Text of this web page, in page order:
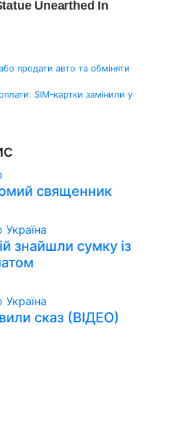
продати авто та обміняти
SIM-картки замінили у
священник
Україна
знайшли сумку із
Україна
сказ (ВІДЕО)